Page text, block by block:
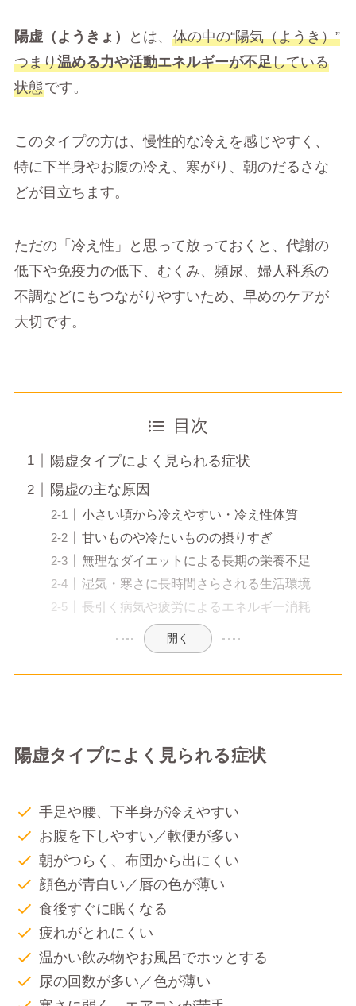
陽虚（ようきょ） とは、 体の中の“陽気（ようき）”
つまり温める力や活動エネルギーが不足している
状態です。
このタイプの方は、慢性的な冷えを感じやすく、
特に下半身やお腹の冷え、寒がり、朝のだるさな
どが目立ちます。
ただの「冷え性」と思って放っておくと、代謝の
低下や免疫力の低下、むくみ、頻尿、婦人科系の
不調などにもつながりやすいため、早めのケアが
大切です。
目次
陽虚タイプによく見られる症状
陽虚の主な原因
小さい頃から冷えやすい・冷え性体質
甘いものや冷たいものの摂りすぎ
無理なダイエットによる長期の栄養不足
湿気・寒さに長時間さらされる生活環境
長引く病気や疲労によるエネルギー消耗
開く
陽虚タイプによく見られる症状
手足や腰、下半身が冷えやすい
お腹を下しやすい／軟便が多い
朝がつらく、布団から出にくい
顔色が青白い／唇の色が薄い
食後すぐに眠くなる
疲れがとれにくい
温かい飲み物やお風呂でホッとする
尿の回数が多い／色が薄い